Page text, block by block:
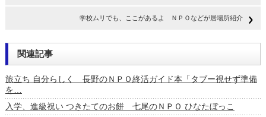
学校ムリでも、ここがあるよ ＮＰＯなどが居場所紹介
関連記事
旅立ち 自分らしく 長野のＮＰＯ終活ガイド本「タブー視せず準備
を…
入学、進級祝い つきたてのお餅 七尾のＮＰＯ ひなたぼっこ